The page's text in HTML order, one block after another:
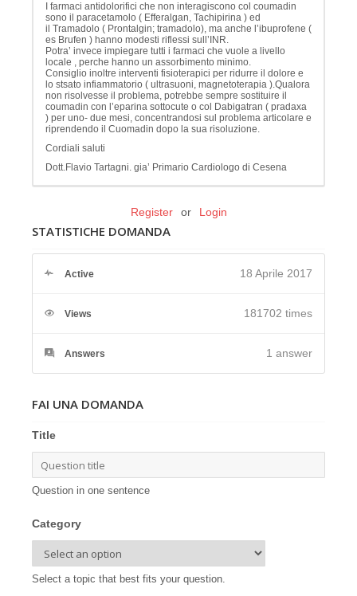
I farmaci antidolorifici che non interagiscono col coumadin
sono il paracetamolo ( Efferalgan, Tachipirina ) ed
il Tramadolo ( Prontalgin; tramadolo), ma anche l’ibuprofene (
es Brufen ) hanno modesti riflessi sull’INR.
Potra’ invece impiegare tutti i farmaci che vuole a livello
locale , perche hanno un assorbimento minimo.
Consiglio inoltre interventi fisioterapici per ridurre il dolore e
lo stsato infiammatorio ( ultrasuoni, magnetoterapia ).Qualora
non risolvesse il problema, potrebbe sempre sostituire il
coumadin con l’eparina sottocute o col Dabigatran ( pradaxa
) per uno- due mesi, concentrandosi sul problema articolare e
riprendendo il Cuomadin dopo la sua risoluzione.
Cordiali saluti
Dott.Flavio Tartagni. gia’ Primario Cardiologo di Cesena
Register or Login
STATISTICHE DOMANDA
Active 18 Aprile 2017
Views 181702 times
Answers 1 answer
FAI UNA DOMANDA
Title
Question in one sentence
Category
Select a topic that best fits your question.